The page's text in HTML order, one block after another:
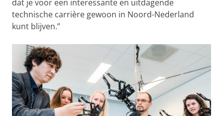
dat je voor een interessante en uitdagende
technische carrière gewoon in Noord-Nederland
kunt blijven.’’